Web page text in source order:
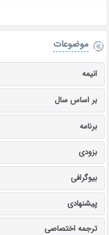
موضوعات
انیمه
بر اساس سال
برنامه
بزودی
بیوگرافی
پیشنهادی
ترجمه اختصاصی